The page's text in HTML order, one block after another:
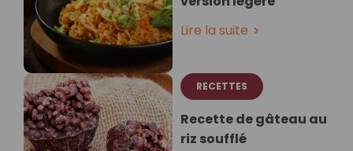
Lire la suite
RECETTES
Recette de gâteau au
riz soufflé